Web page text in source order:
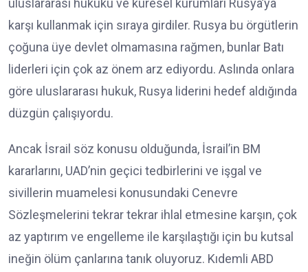
uluslararası hukuku ve küresel kurumları Rusya’ya
karşı kullanmak için sıraya girdiler. Rusya bu örgütlerin
çoğuna üye devlet olmamasına rağmen, bunlar Batı
liderleri için çok az önem arz ediyordu. Aslında onlara
göre uluslararası hukuk, Rusya liderini hedef aldığında
düzgün çalışıyordu.
Ancak İsrail söz konusu olduğunda, İsrail’in BM
kararlarını, UAD’nin geçici tedbirlerini ve işgal ve
sivillerin muamelesi konusundaki Cenevre
Sözleşmelerini tekrar tekrar ihlal etmesine karşın, çok
az yaptırım ve engelleme ile karşılaştığı için bu kutsal
ineğin ölüm çanlarına tanık oluyoruz. Kıdemli ABD